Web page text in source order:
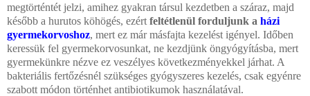
megtörténtét jelzi, amihez gyakran társul kezdetben a száraz, majd
később a hurutos köhögés, ezért feltétlenül forduljunk a házi
gyermekorvoshoz, mert ez már másfajta kezelést igényel. Időben
keressük fel gyermekorvosunkat, ne kezdjünk öngyógyításba, mert
gyermekünkre nézve ez veszélyes következményekkel járhat. A
bakteriális fertőzésnél szükséges gyógyszeres kezelés, csak egyénre
szabott módon történhet antibiotikumok használatával.